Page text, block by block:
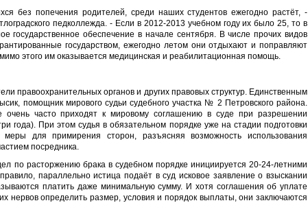
без попечения родителей, среди наших студентов ежегодно растёт, -
педколлежда. - Если в 2012-2013 учебном году их было 25, то в
государственное обеспечение в начале сентября. В числе прочих видов
государством, ежегодно летом они отдыхают и поправляют
этого им оказывается медицинская и реабилитационная помощь.
правоохранительных органов и других правовых структур. Единственным
помощник мирового судьи судебного участка № 2 Петровского района.
очень часто приходят к мировому соглашению в суде при разрешении
года). При этом судья в обязательном порядке уже на стадии подготовки
для примирения сторон, разъясняя возможность использования
посредника.
по расторжению брака в судебном порядке инициируется 20-24-летними
параллельно истица подаёт в суд исковое заявление о взыскании
платить даже минимальную сумму. И хотя соглашения об уплате
нервов определить размер, условия и порядок выплаты, они заключаются